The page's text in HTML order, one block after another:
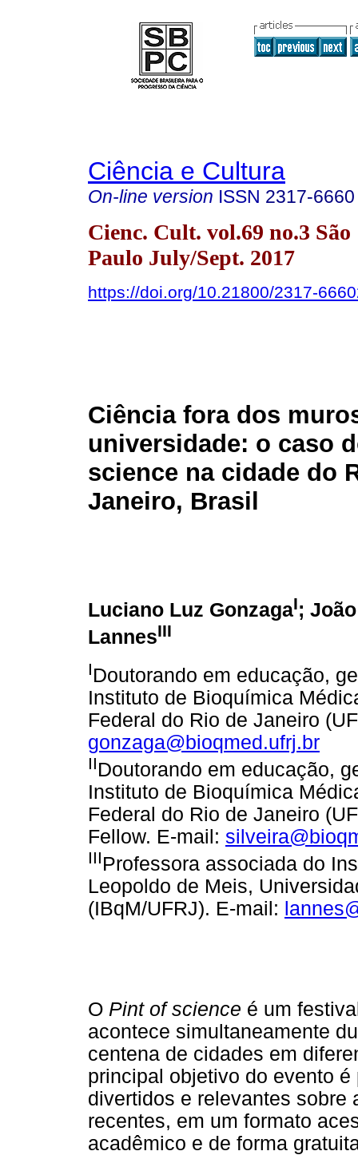
Ciência e Cultura
On-line version ISSN 2317-6660
Cienc. Cult. vol.69 no.3 São
Paulo July/Sept. 2017
https://doi.org/10.21800/2317-
Ciência fora dos
universidade: o caso
science na cidade do
Janeiro, Brasil
Luciano Luz GonzagaI;
LannesIII
IDoutorando em educação,
Instituto de Bioquímica
Federal do Rio de Janeiro
gonzaga@bioqmed.ufrj.br
IIDoutorando em educação,
Instituto de Bioquímica
Federal do Rio de Janeiro
Fellow. E-mail:
IIIProfessora associada do
Leopoldo de Meis,
(IBqM/UFRJ). E-mail:
O Pint of science é um
acontece simultaneamente
centena de cidades em
principal objetivo do evento
divertidos e relevantes
recentes, em um formato
acadêmico e de forma